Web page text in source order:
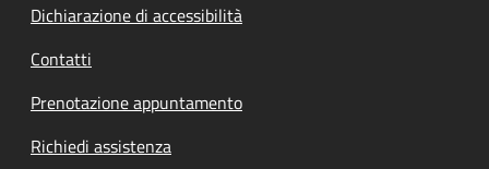
Dichiarazione di accessibilità
Contatti
Prenotazione appuntamento
Richiedi assistenza